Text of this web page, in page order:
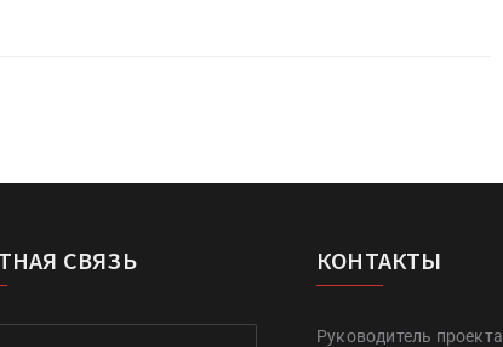
СВЯЗЬ КОНТАКТЫ
Руководитель проекта